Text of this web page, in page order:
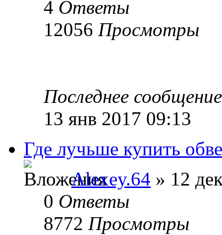
4 Ответы
12056 Просмотры
Последнее
13 янв 2017 09:13
Где лучьше купить
Alexey.64 » 12
0 Ответы
8772 Просмотры